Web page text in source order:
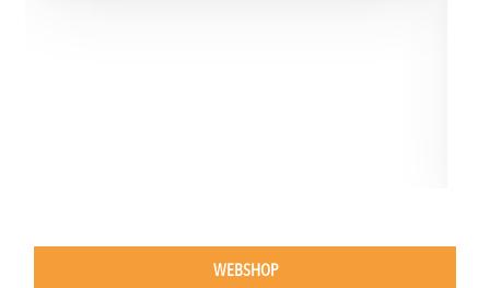
WEBSHOP